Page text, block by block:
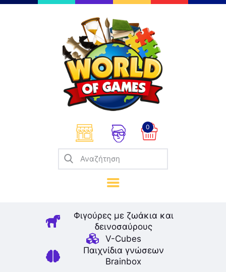
0
Φιγούρες με ζωάκια και
δεινοσαύρους
V-Cubes
Παιχνίδια γνώσεων
Brainbox
Επιτραπέζια
Παζλ
Παιχνίδια Καρτών
Σπαζοκεφαλιές
Κατασκευές
Καλλιτεχνικά
Μοντελισμός
Βιβλία
Παιχνίδια Ρόλων